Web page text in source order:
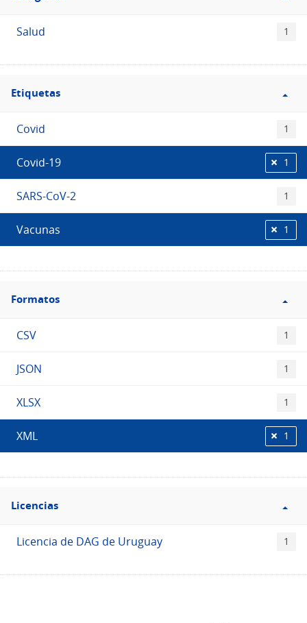
Categorias
Salud 1
Filtro
Etiquetas
Etiquetas
Covid 1
Covid-19 1
SARS-CoV-2 1
Vacunas 1
Filtro
Formatos
Formatos
CSV 1
JSON 1
XLSX 1
XML 1
Filtro
Licencias
Licencias
Licencia de DAG de Uruguay 1